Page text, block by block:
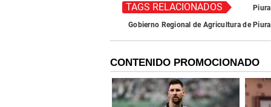
TAGS RELACIONADOS Piura
Gobierno Regional de Agricultura de Piura